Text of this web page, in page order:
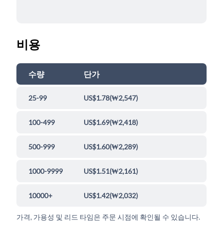
비용
수량 단가
25-99 US$1.78(₩2,547)
100-499 US$1.69(₩2,418)
500-999 US$1.60(₩2,289)
1000-9999 US$1.51(₩2,161)
10000+ US$1.42(₩2,032)
가격, 가용성 및 리드 타임은 주문 시점에 확인될 수 있습니다.